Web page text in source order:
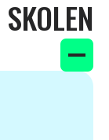
SKOLEN